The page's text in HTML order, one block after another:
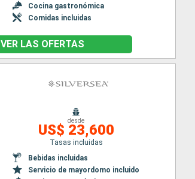
Cocina gastronómica
Comidas incluidas
VER LAS OFERTAS
desde
US$ 23,600
Tasas incluidas
Bebidas incluidas
Servicio de mayordomo incluido